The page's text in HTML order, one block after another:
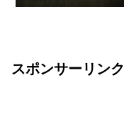
スポンサーリンク